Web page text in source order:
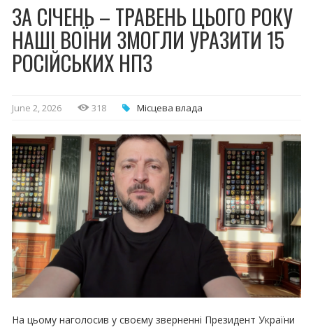
ЗА СІЧЕНЬ – ТРАВЕНЬ ЦЬОГО РОКУ
НАШІ ВОЇНИ ЗМОГЛИ УРАЗИТИ 15
РОСІЙСЬКИХ НПЗ
June 2, 2026 318 Місцева влада
На цьому наголосив у своєму зверненні Президент України